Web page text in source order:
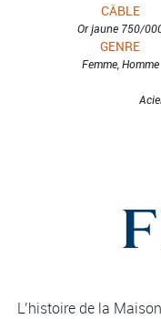
CÂBLE
Or jaune 750/
GENRE
Femme, Homme
L’histoire de la